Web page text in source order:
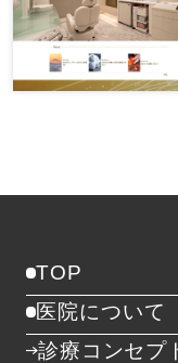
TOP
医院について
診療コンセプ